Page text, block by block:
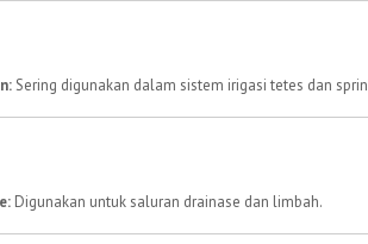
Sering digunakan dalam sistem irigasi tetes dan
Digunakan untuk saluran drainase dan limbah.